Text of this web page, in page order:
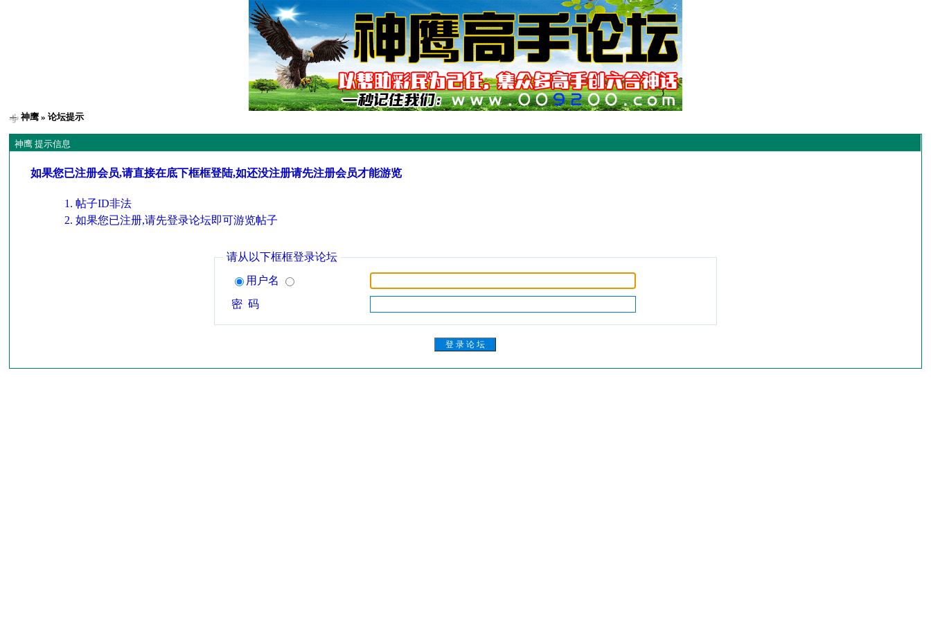
神鹰 » 论坛提示
神鹰 提示信息
如果您已注册会员,请直接在底下框框登陆,如还没注册请先注册会员才能游览
帖子ID非法
如果您已注册,请先登录论坛即可游览帖子
请从以下框框登录论坛
用户名
密 码